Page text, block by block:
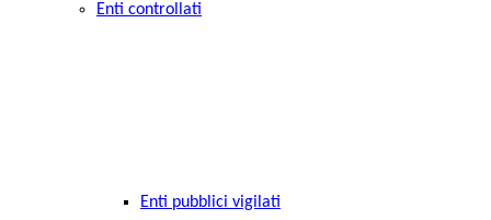
Enti controllati
Enti pubblici vigilati